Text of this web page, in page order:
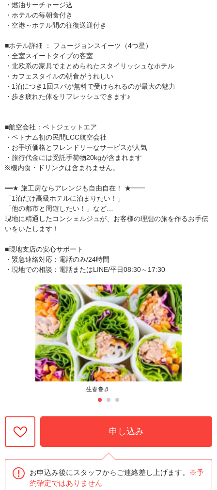
・燃油サーチャージ込
・ホテルの毎朝食付き
・空港～ホテル間の往復送迎付き
■ホテル詳細 ： フュージョンスイーツ（4つ星）
・全室スイートタイプの客室
・北欧系の家具でまとめられたスタイリッシュなホテル
・カフェスタイルの朝食がうれしい
・1泊につき1回スパが無料で受けられるのが最大の魅力
・歩き疲れた体をリフレッシュできます♪
■航空会社：ベトジェットエア
・ベトナム初の民間LCC航空会社
・お手頃価格とフレンドリーなサービスが人気
・旅行代金には受託手荷物20kgが含まれます
※機内食・ドリンクは含まれません。
━━★ 旅工房ならアレンジも自由自在！ ★━━
「1泊だけ高級ホテルに泊まりたい！」
「他の都市と周遊したい！」など…
現地に精通したコンシェルジュが、お客様の理想の旅を作るお手伝
いをいたします！
■現地支店の安心サポート
・緊急連絡対応：電話のみ/24時間
・現地での相談：電話またはLINE/平日08:30～17:30
生春巻き
申し込み
お申込み後にスタッフからご連絡差し上げます。
※予
約確定ではありません